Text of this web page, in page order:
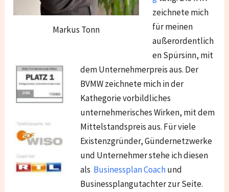
Markus Tonn
zeichnete mich
für meinen
außerordentlich
en Spürsinn, mit
dem Unternehmerpreis aus. Der
BVMW zeichnete mich in der
Kathegorie vorbildliches
unternehmerisches Wirken, mit dem
Mittelstandspreis aus. Für viele
Existenzgründer, Gündernetzwerke
und Unternehmer stehe ich diesen
als Businessplan Coachund
Businessplangutachter zur Seite.